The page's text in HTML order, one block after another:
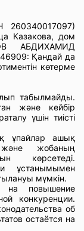
Казакова, дом
АБДИХАМИД
Қандай да
көтерме
табылмайды.
және кейбір
үшін тиісті
ұпайлар ашық
және жобаның
көрсетеді.
ұстанымымен
мүмкін.
на повышение
конкуренции.
об
остаётся на